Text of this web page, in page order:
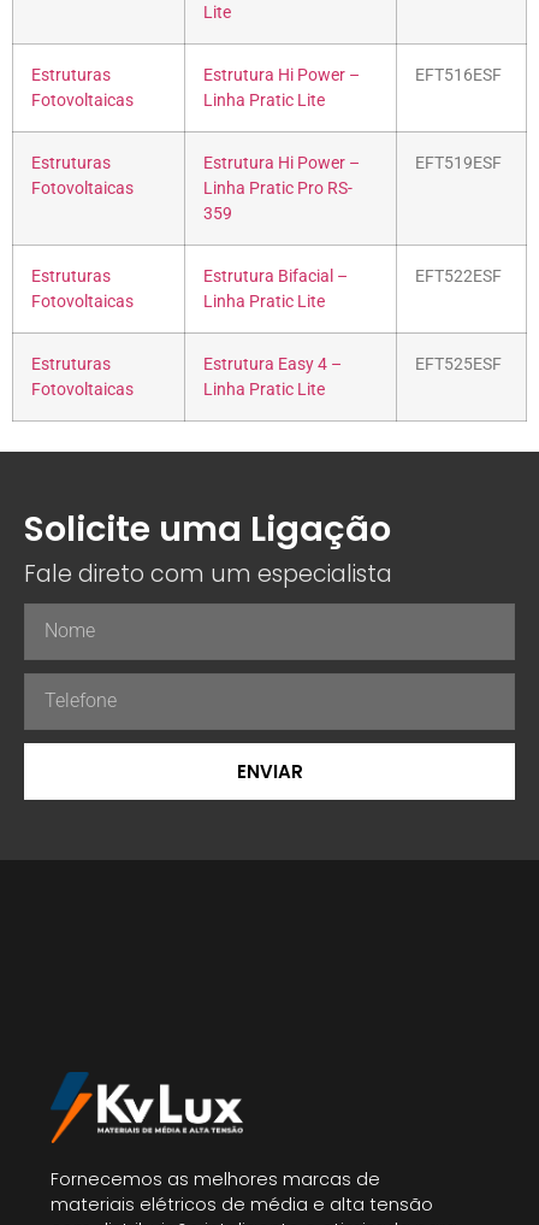
Lite
Estruturas
Fotovoltaicas
Estrutura Hi Power –
Linha Pratic Lite
EFT516ESF
Estruturas
Fotovoltaicas
Estrutura Hi Power –
Linha Pratic Pro RS-
359
EFT519ESF
Estruturas
Fotovoltaicas
Estrutura Bifacial –
Linha Pratic Lite
EFT522ESF
Estruturas
Fotovoltaicas
Estrutura Easy 4 –
Linha Pratic Lite
EFT525ESF
Solicite uma Ligação
Fale direto com um especialista
ENVIAR
Fornecemos as melhores marcas de
materiais elétricos de média e alta tensão